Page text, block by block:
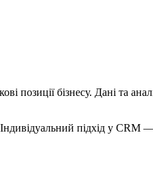
позиції бізнесу. Дані та
підхід у CRM —